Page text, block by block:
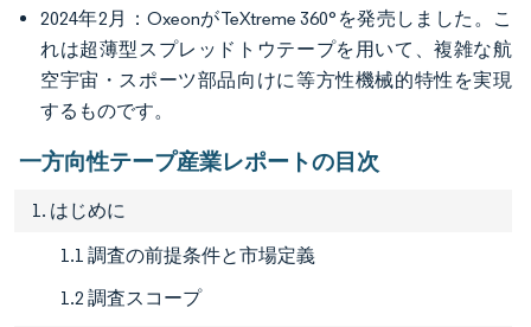
2024年2月：OxeonがTeXtreme 360°を発売しました。こ
れは超薄型スプレッドトウテープを用いて、複雑な航
空宇宙・スポーツ部品向けに等方性機械的特性を実現
するものです。
一方向性テープ産業レポートの目次
1. はじめに
1.1 調査の前提条件と市場定義
1.2 調査スコープ